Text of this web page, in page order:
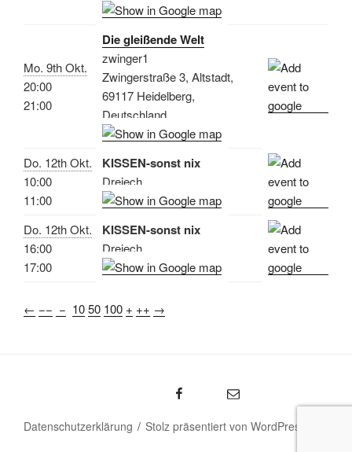
Mo. 9th Okt.
20:00
21:00
Die gleißende Welt
zwinger1
Zwingerstraße 3, Altstadt,
69117 Heidelberg,
Deutschland
Do. 12th Okt.
10:00
11:00
KISSEN-sonst nix
Dreiech
Do. 12th Okt.
16:00
17:00
KISSEN-sonst nix
Dreiech
← −− − 1050 100 + ++ →
emal
Datenschutzerklärung Stolz präsentiert von WordPress